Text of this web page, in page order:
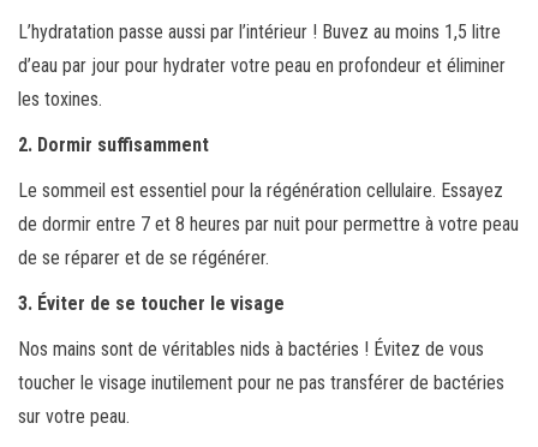
L’hydratation passe aussi par l’intérieur ! Buvez au moins 1,5 litre
d’eau par jour pour hydrater votre peau en profondeur et éliminer
les toxines.
2. Dormir suffisamment
Le sommeil est essentiel pour la régénération cellulaire. Essayez
de dormir entre 7 et 8 heures par nuit pour permettre à votre peau
de se réparer et de se régénérer.
3. Éviter de se toucher le visage
Nos mains sont de véritables nids à bactéries ! Évitez de vous
toucher le visage inutilement pour ne pas transférer de bactéries
sur votre peau.